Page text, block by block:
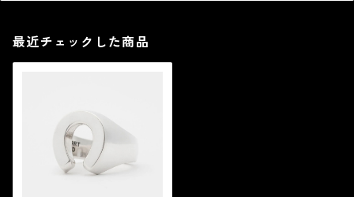
最近チェックした商品